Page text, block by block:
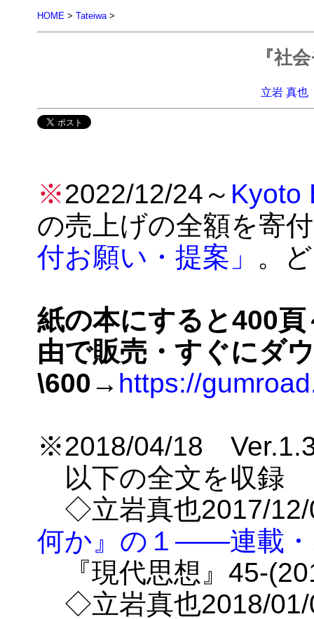
HOME> Tateiwa>
『社
立岩 真也
※2022/12/24～ Kyoto
の売上げの全額を寄
付お願い・提案」
。
紙の本にすると400
由で販売・すぐにダ
\600 → https://
※2018/04/18
以下の全文を収録
◇立岩真也2017/
何か』の１――連載・
『現代思想』45-
◇立岩真也2018/